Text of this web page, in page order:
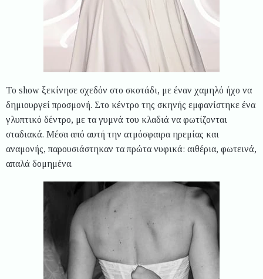
Το show ξεκίνησε σχεδόν στο σκοτάδι, με έναν χαμηλό ήχο να
δημιουργεί προσμονή. Στο κέντρο της σκηνής εμφανίστηκε ένα
γλυπτικό δέντρο, με τα γυμνά του κλαδιά να φωτίζονται
σταδιακά. Μέσα από αυτή την ατμόσφαιρα ηρεμίας και
αναμονής, παρουσιάστηκαν τα πρώτα νυφικά: αιθέρια, φωτεινά,
απαλά δομημένα.